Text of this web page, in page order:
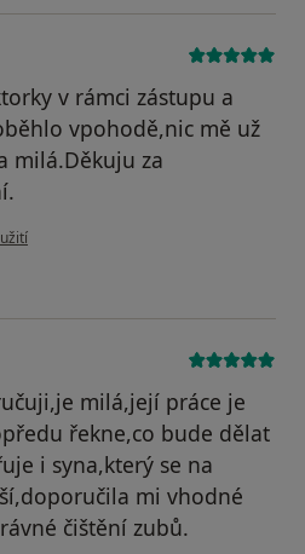
v rámci zástupu a
vpohodě,nic mě už
milá.Děkuju za
Pacient
milá,její práce je
řekne,co bude dělat
i syna,který se na
mi vhodné
čištění zubů.